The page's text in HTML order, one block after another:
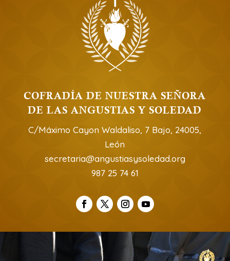
COFRADÍA DE NUESTRA SEÑORA
DE LAS ANGUSTIAS Y SOLEDAD
C/Máximo Cayon Waldaliso, 7 Bajo, 24005,
León
secretaria@angustiasysoledad.org
987 25 74 61